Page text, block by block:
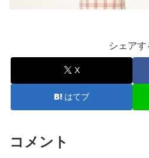
シェアす
X
はてブ
コメント